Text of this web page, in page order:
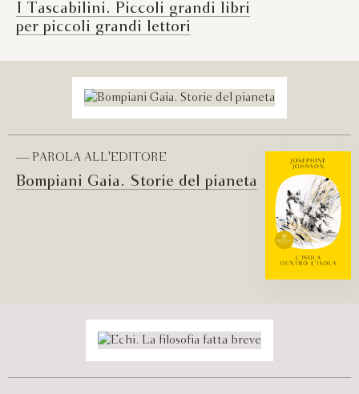
I Tascabilini. Piccoli grandi libri
per piccoli grandi lettori
— PAROLA ALL'EDITORE
Bompiani Gaia. Storie del pianeta